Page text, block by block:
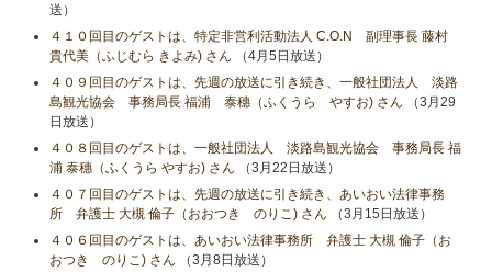
送）
４１０回目のゲストは、特定非営利活動法人 C.O.N 副理事長 藤村
貴代美（ふじむら きよみ) さん （4月5日放送）
４０９回目のゲストは、先週の放送に引き続き、一般社団法人 淡路
島観光協会 事務局長 福浦 泰穗（ふくうら やすお) さん （3月29
日放送）
４０８回目のゲストは、一般社団法人 淡路島観光協会 事務局長 福
浦 泰穗（ふくうら やすお) さん （3月22日放送）
４０７回目のゲストは、先週の放送に引き続き、あいおい法律事務
所 弁護士 大槻 倫子（おおつき のりこ) さん （3月15日放送）
４０６回目のゲストは、あいおい法律事務所 弁護士 大槻 倫子（お
おつき のりこ) さん （3月8日放送）